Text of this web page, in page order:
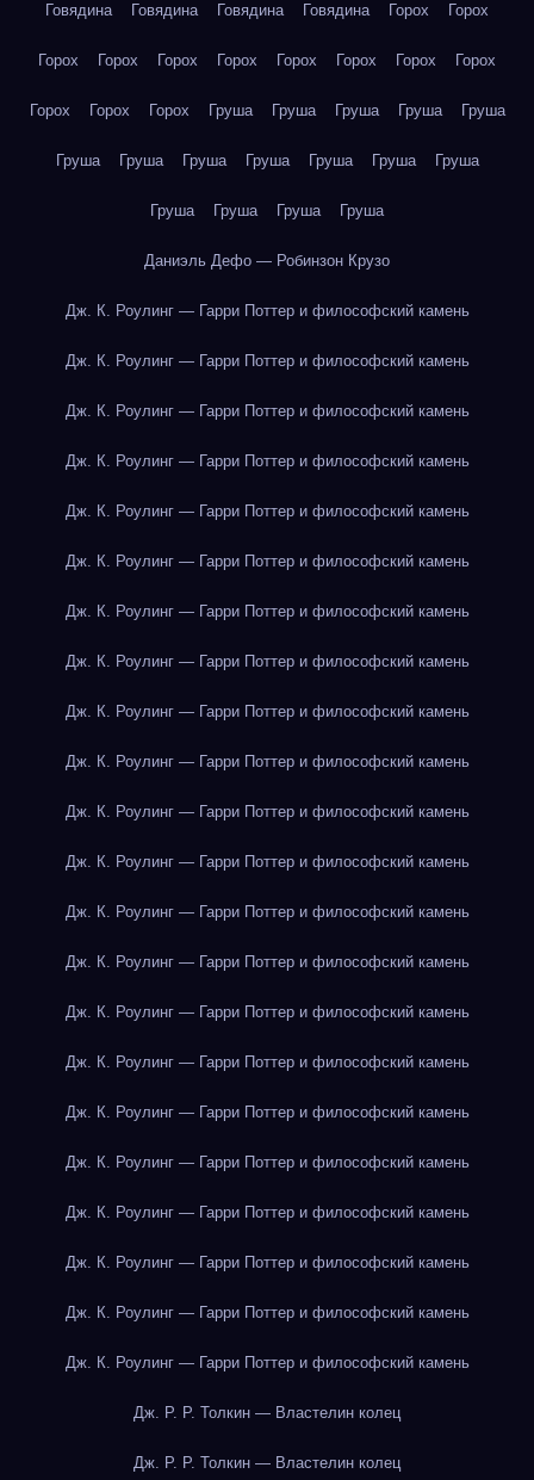
Говядина Говядина Говядина Говядина Горох Горох
Горох Горох Горох Горох Горох Горох Горох Горох
Горох Горох Горох Груша Груша Груша Груша Груша
Груша Груша Груша Груша Груша Груша Груша
Груша Груша Груша Груша
Даниэль Дефо — Робинзон Крузо
Дж. К. Роулинг — Гарри Поттер и философский камень
Дж. К. Роулинг — Гарри Поттер и философский камень
Дж. К. Роулинг — Гарри Поттер и философский камень
Дж. К. Роулинг — Гарри Поттер и философский камень
Дж. К. Роулинг — Гарри Поттер и философский камень
Дж. К. Роулинг — Гарри Поттер и философский камень
Дж. К. Роулинг — Гарри Поттер и философский камень
Дж. К. Роулинг — Гарри Поттер и философский камень
Дж. К. Роулинг — Гарри Поттер и философский камень
Дж. К. Роулинг — Гарри Поттер и философский камень
Дж. К. Роулинг — Гарри Поттер и философский камень
Дж. К. Роулинг — Гарри Поттер и философский камень
Дж. К. Роулинг — Гарри Поттер и философский камень
Дж. К. Роулинг — Гарри Поттер и философский камень
Дж. К. Роулинг — Гарри Поттер и философский камень
Дж. К. Роулинг — Гарри Поттер и философский камень
Дж. К. Роулинг — Гарри Поттер и философский камень
Дж. К. Роулинг — Гарри Поттер и философский камень
Дж. К. Роулинг — Гарри Поттер и философский камень
Дж. К. Роулинг — Гарри Поттер и философский камень
Дж. К. Роулинг — Гарри Поттер и философский камень
Дж. К. Роулинг — Гарри Поттер и философский камень
Дж. Р. Р. Толкин — Властелин колец
Дж. Р. Р. Толкин — Властелин колец